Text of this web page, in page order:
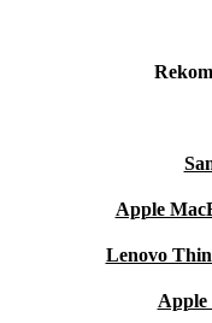
Apple
Lenovo
Apple